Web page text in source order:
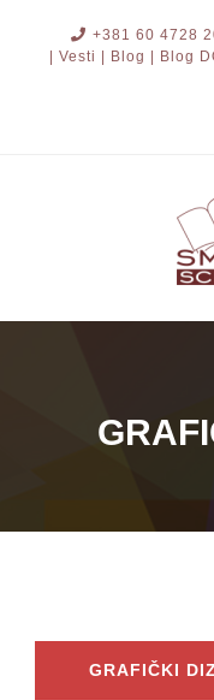
+381 60 4728
| Vesti |
Blog | Blog
GRAFIČKI